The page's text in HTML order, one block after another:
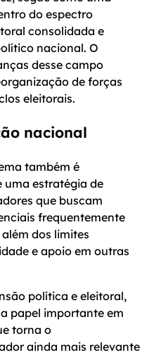
do espectro
consolidada e
nacional. O
desse campo
de forças
eleitorais.
nacional
também é
uma estratégia de
que buscam
frequentemente
dos limites
e apoio em outras
política e eleitoral,
papel importante em
torna o
ainda mais relevante